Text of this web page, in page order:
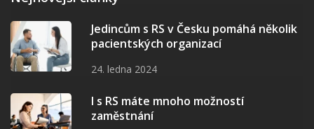
Jedincům s RS v Česku pomáhá několik
pacientských organizací
24. ledna 2024
I s RS máte mnoho možností
zaměstnání